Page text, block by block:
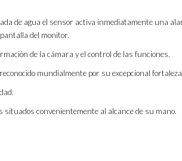
de agua el sensor activa inmediatamente una
del monitor.
de la cámara y el control de las funciones.
mundialmente por su excepcional
convenientemente al alcance de su mano.